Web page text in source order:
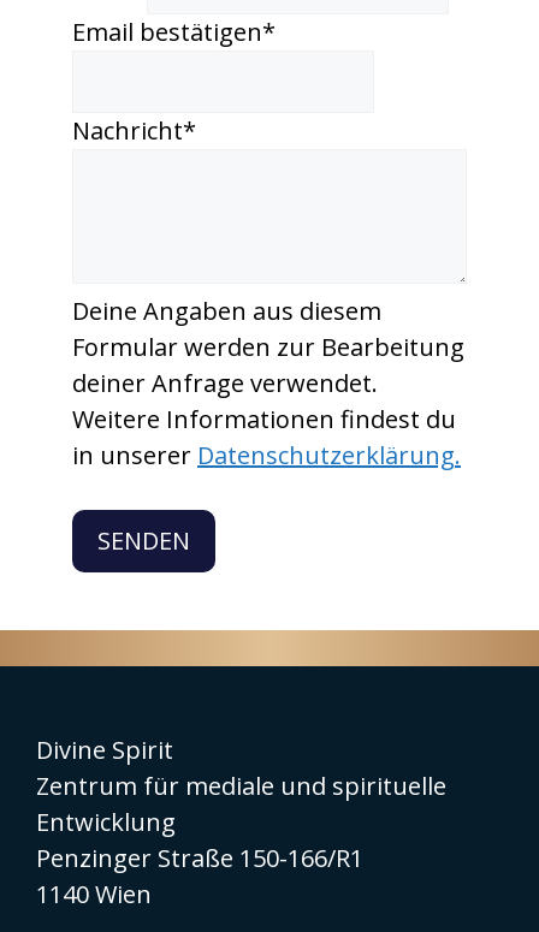
Email bestätigen*
Nachricht*
Deine Angaben aus diesem
Formular werden zur Bearbeitung
deiner Anfrage verwendet.
Weitere Informationen findest du
in unserer Datenschutzerklärung.
SENDEN
Divine Spirit
Zentrum für mediale und spirituelle
Entwicklung
Penzinger Straße 150-166/R1
1140 Wien